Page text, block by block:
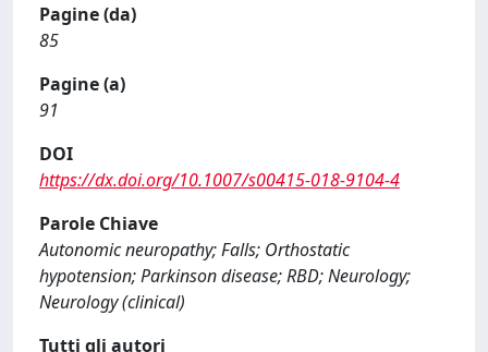
Pagine (da)
85
Pagine (a)
91
DOI
https://dx.doi.org/10.1007/s00415-018-9104-4
Parole Chiave
Autonomic neuropathy; Falls; Orthostatic
hypotension; Parkinson disease; RBD; Neurology;
Neurology (clinical)
Tutti gli autori